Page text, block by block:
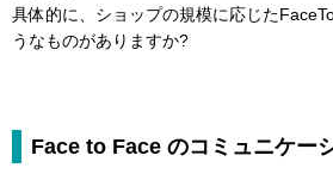
具体的に、ショップの規模に応じた
うなものがありますか?
Face to Face のコミュニケー